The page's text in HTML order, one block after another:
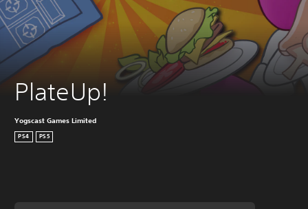
PlateUp!
Yogscast Games Limited
PS4 PS5